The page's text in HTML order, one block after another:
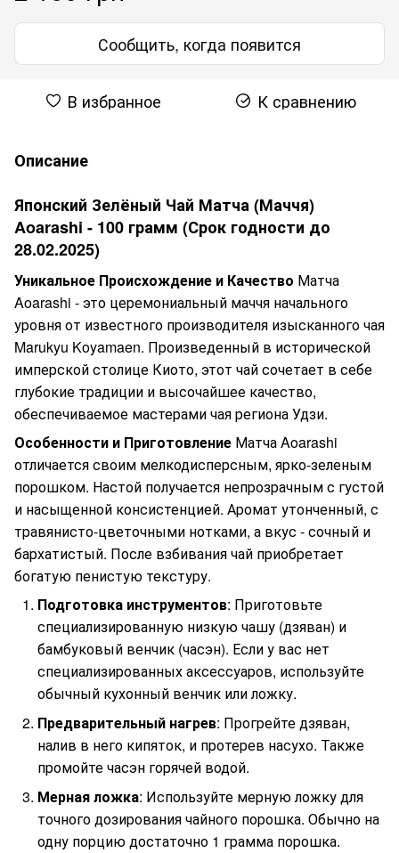
Сообщить, когда появится
В избранное К сравнению
Описание
Японский Зелёный Чай Матча (Маччя)
Aoarashi - 100 грамм (Срок годности до
28.02.2025)
Уникальное Происхождение и Качество Матча
Aoarashi - это церемониальный маччя начального
уровня от известного производителя изысканного чая
Marukyu Koyamaen. Произведенный в исторической
имперской столице Киото, этот чай сочетает в себе
глубокие традиции и высочайшее качество,
обеспечиваемое мастерами чая региона Удзи.
Особенности и Приготовление Матча Aoarashi
отличается своим мелкодисперсным, ярко-зеленым
порошком. Настой получается непрозрачным с густой
и насыщенной консистенцией. Аромат утонченный, с
травянисто-цветочными нотками, а вкус - сочный и
бархатистый. После взбивания чай приобретает
богатую пенистую текстуру.
Подготовка инструментов: Приготовьте
специализированную низкую чашу (дзяван) и
бамбуковый венчик (часэн). Если у вас нет
специализированных аксессуаров, используйте
обычный кухонный венчик или ложку.
Предварительный нагрев: Прогрейте дзяван,
налив в него кипяток, и протерев насухо. Также
промойте часэн горячей водой.
Мерная ложка: Используйте мерную ложку для
точного дозирования чайного порошка. Обычно на
одну порцию достаточно 1 грамма порошка.